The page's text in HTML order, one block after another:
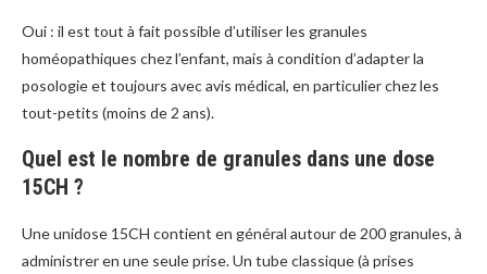
Oui : il est tout à fait possible d’utiliser les granules
homéopathiques chez l’enfant, mais à condition d’adapter la
posologie et toujours avec avis médical, en particulier chez les
tout-petits (moins de 2 ans).
Quel est le nombre de granules dans une dose
15CH ?
Une unidose 15CH contient en général autour de 200 granules, à
administrer en une seule prise. Un tube classique (à prises